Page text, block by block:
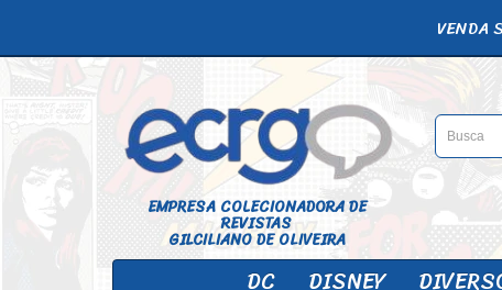
VENDA
EMPRESA COLECIONADORA DE
REVISTAS
GILCILIANO DE OLIVEIRA
DC DISNEY